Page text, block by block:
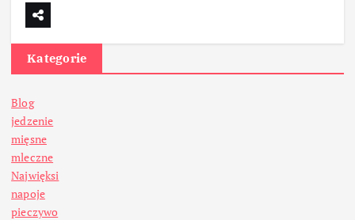
Kategorie
Blog
jedzenie
mięsne
mleczne
Najwięksi
napoje
pieczywo